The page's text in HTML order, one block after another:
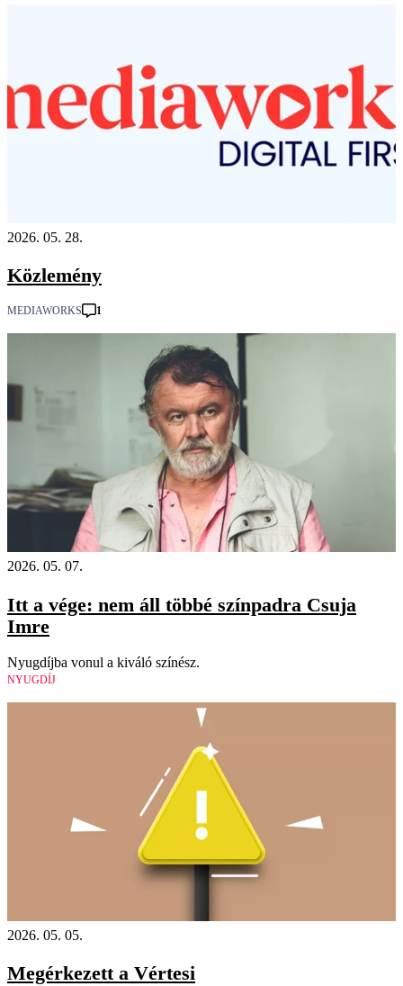
2026. 05. 28.
Közlemény
MEDIAWORKS 1
2026. 05. 07.
Itt a vége: nem áll többé színpadra Csuja
Imre
Nyugdíjba vonul a kiváló színész.
NYUGDÍJ
2026. 05. 05.
Megérkezett a Vértesi